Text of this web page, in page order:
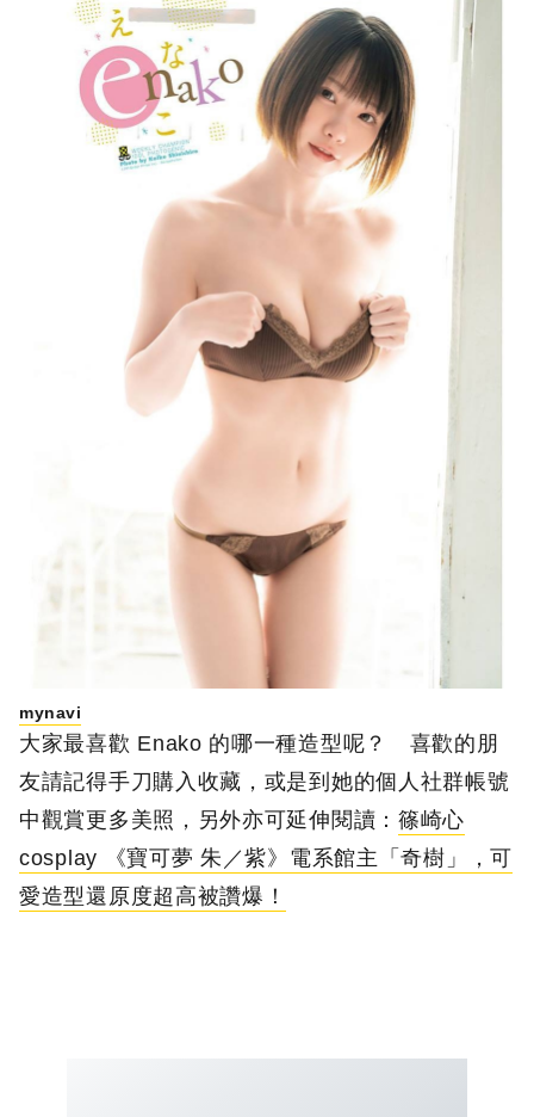
mynavi
大家最喜歡 Enako 的哪一種造型呢？ 喜歡的朋
友請記得手刀購入收藏，或是到她的個人社群帳號
中觀賞更多美照，另外亦可延伸閱讀： 篠崎心
cosplay 《寶可夢 朱／紫》電系館主「奇樹」，可
愛造型還原度超高被讚爆！